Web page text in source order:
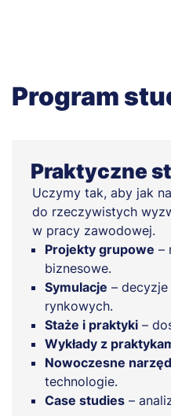
Program
Praktyczne
Uczymy tak, aby jak
do rzeczywistych
w pracy zawodowej.
Projekty grupowe –
biznesowe.
Symulacje –
rynkowych.
Staże i praktyki –
Wykłady z
Nowoczesne
technologie.
Case studies –